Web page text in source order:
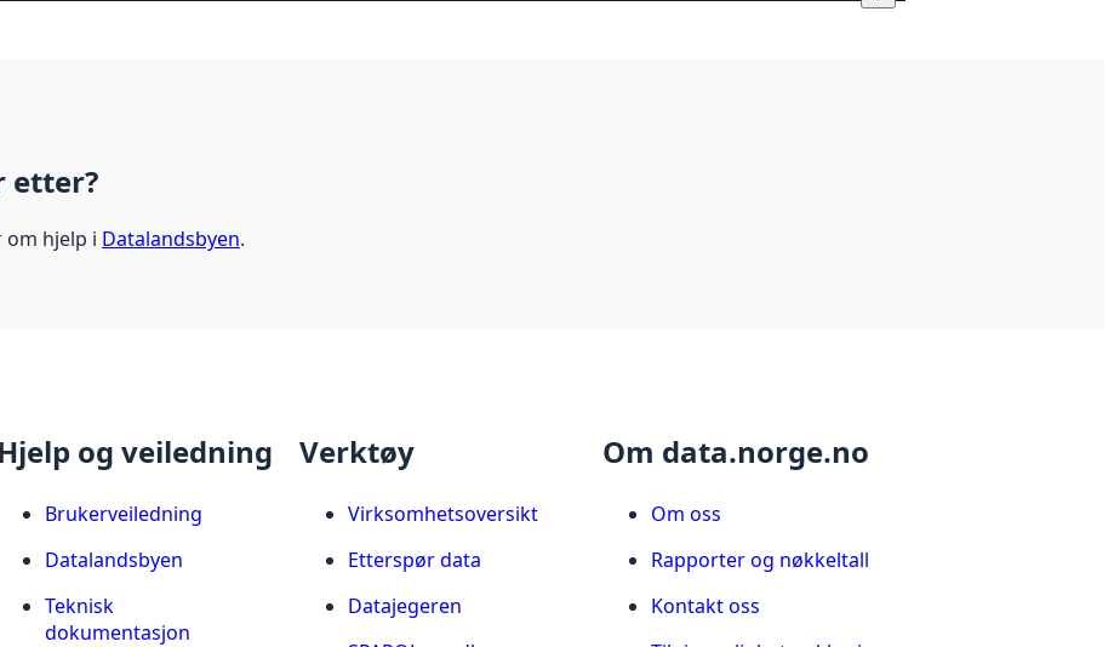
etter?
om hjelp i Datalandsbyen.
Hjelp og veiledning
Brukerveiledning
Datalandsbyen
Teknisk
dokumentasjon
Verktøy
Virksomhetsoversikt
Etterspør data
Datajegeren
Om data.norge.no
Om oss
Rapporter og nøkkeltall
Kontakt oss